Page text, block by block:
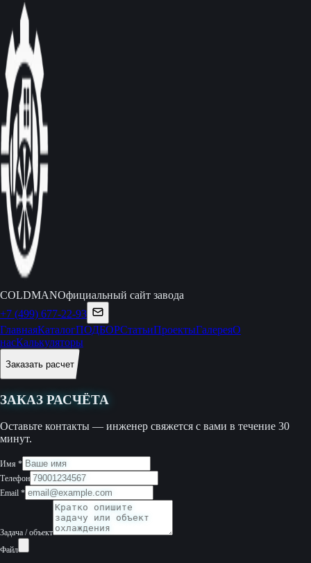
COLDMANОфициальный сайт завода
+7 (499) 677-22-93
ГлавнаяКаталогПОДБОРСтатьиПроектыГалереяО
насКалькуляторы
Заказать расчет
ЗАКАЗ РАСЧЁТА
Оставьте контакты — инженер свяжется с вами в течение 30
минут.
Имя *
Телефон
Email *
Задача / объект
Файл